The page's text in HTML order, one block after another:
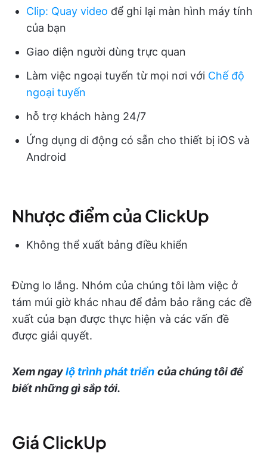
Clip: Quay video để ghi lại màn hình máy tính
của bạn
Giao diện người dùng trực quan
Làm việc ngoại tuyến từ mọi nơi với Chế độ
ngoại tuyến
hỗ trợ khách hàng 24/7
Ứng dụng di động có sẵn cho thiết bị iOS và
Android
Nhược điểm của ClickUp
Không thể xuất bảng điều khiển
Đừng lo lắng. Nhóm của chúng tôi làm việc ở
tám múi giờ khác nhau để đảm bảo rằng các đề
xuất của bạn được thực hiện và các vấn đề
được giải quyết.
Xem ngaylộ trình phát triển của chúng tôi để
biết những gì sắp tới.
Giá ClickUp